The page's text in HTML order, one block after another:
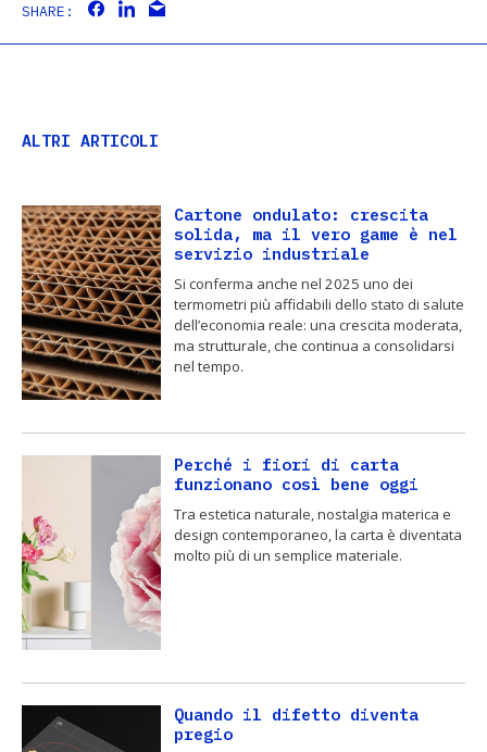
SHARE:
ALTRI ARTICOLI
Cartone ondulato: crescita
solida, ma il vero game è nel
servizio industriale
Si conferma anche nel 2025 uno dei
termometri più affidabili dello stato di salute
dell’economia reale: una crescita moderata,
ma strutturale, che continua a consolidarsi
nel tempo.
Perché i fiori di carta
funzionano così bene oggi
Tra estetica naturale, nostalgia materica e
design contemporaneo, la carta è diventata
molto più di un semplice materiale.
Quando il difetto diventa
pregio